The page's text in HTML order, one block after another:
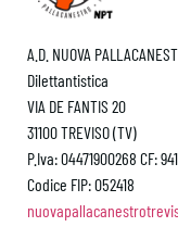
A.D. NUOVA
Dilettantistica
VIA DE FANTIS 20
31100 TREVISO (TV)
P.Iva: 04471900268 CF:
Codice FIP: 052418